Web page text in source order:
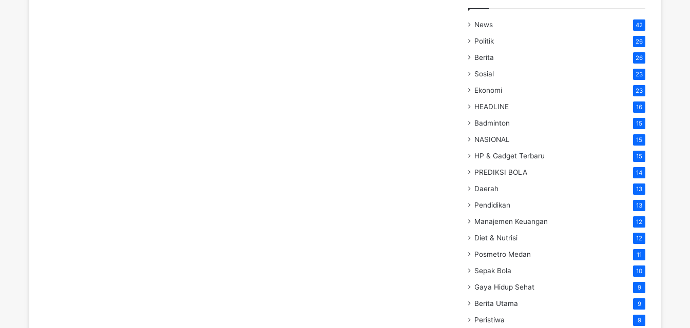
News 42
Politik 26
Berita 26
Sosial 23
Ekonomi 23
HEADLINE 16
Badminton 15
NASIONAL 15
HP & Gadget Terbaru 15
PREDIKSI BOLA 14
Daerah 13
Pendidikan 13
Manajemen Keuangan 12
Diet & Nutrisi 12
Posmetro Medan 11
Sepak Bola 10
Gaya Hidup Sehat 9
Berita Utama 9
Peristiwa 9